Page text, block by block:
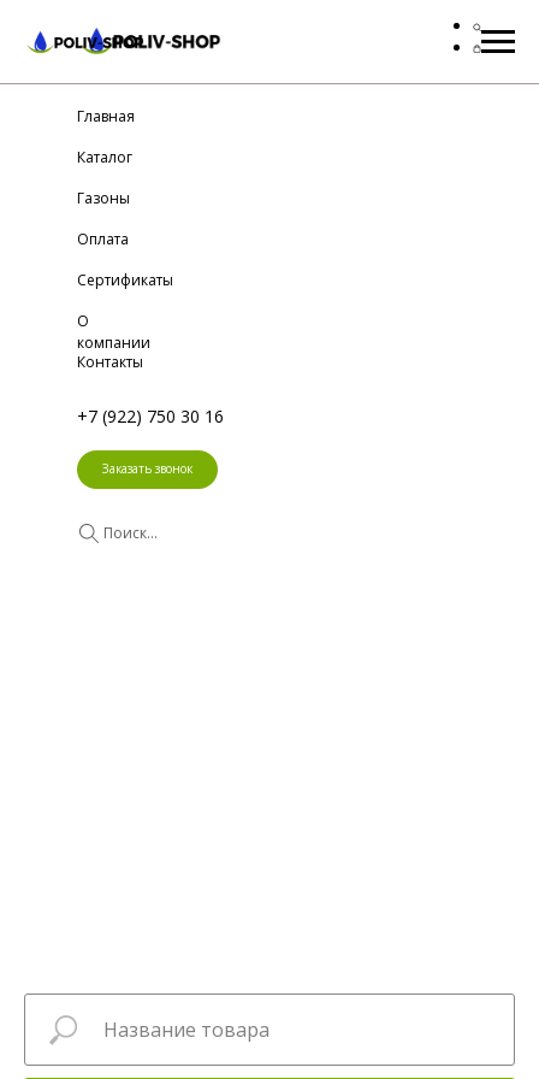
Заказать звонок
+7 (922) 750 30 16
Главная
Каталог
Газоны
Оплата
Сертификаты
О
компании
Контакты
Поиск...